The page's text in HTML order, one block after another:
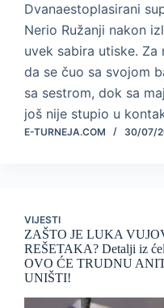
Dvanaestoplasirani
Nerio Ružanji nakon
uvek sabira utiske.
da se čuo sa svojom
sa sestrom, dok sa
još nije stupio u
E-TURNEJA.COM 30/07/
VIJESTI
ZAŠTO JE LUKA
REŠETAKA? Detalji iz
OVO ĆE TRUDNU
UNIŠTI!